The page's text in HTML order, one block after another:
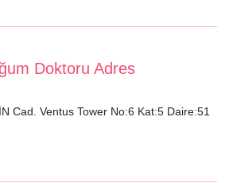
Doktoru Adres
Cad. Ventus Tower No:6 Kat:5 Daire:51